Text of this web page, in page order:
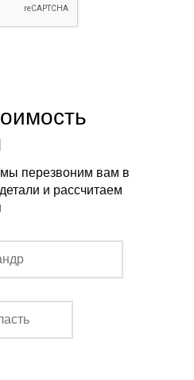
перезвоним вам в
и рассчитаем